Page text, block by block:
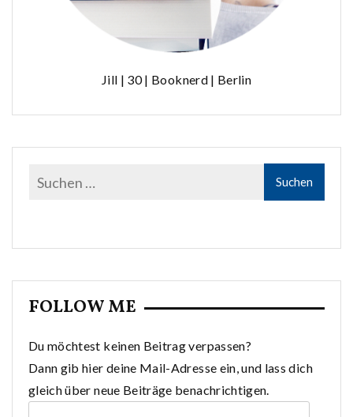
Jill | 30 | Booknerd | Berlin
FOLLOW ME
Du möchtest keinen Beitrag verpassen?
Dann gib hier deine Mail-Adresse ein, und lass dich
gleich über neue Beiträge benachrichtigen.